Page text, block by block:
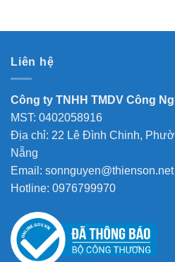
Liên hệ
Công ty TNHH TMDV Công
MST: 0402058916
Địa chỉ: 22 Lê Đình Chinh,
Nẵng
Email: sonnguyen@thienson.net
Hotline: 0976799970